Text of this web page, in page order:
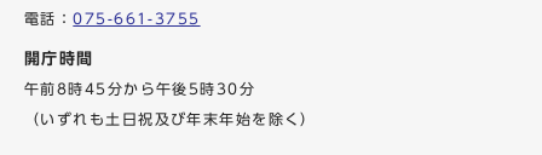
電話：075-661-3755
開庁時間
午前8時45分から午後5時30分
（いずれも土日祝及び年末年始を除く）